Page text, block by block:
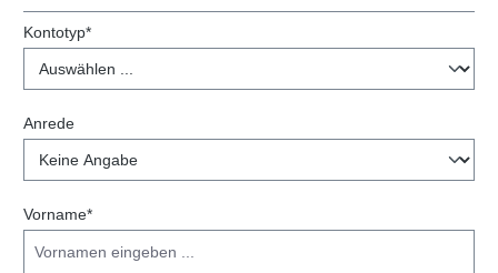
Persönliche Informationen
Kontotyp*
Anrede
Vorname*